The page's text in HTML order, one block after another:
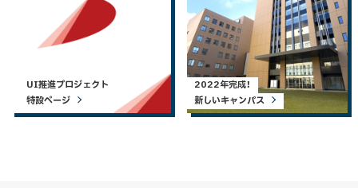
UI推進プロジェクト
特設ページ
2022年完成！
新しいキャンパス